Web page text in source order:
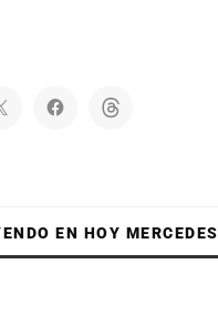
EN HOY MERCEDES